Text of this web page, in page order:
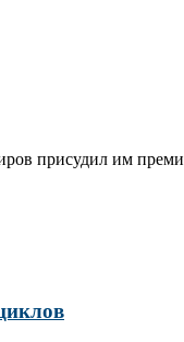
присудил им